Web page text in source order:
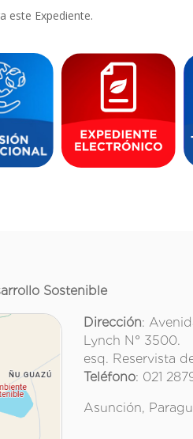
este Expediente.
Sostenible
Dirección:
Lynch N° 3500.
esq. Reservista
Teléfono: 021
Asunción,